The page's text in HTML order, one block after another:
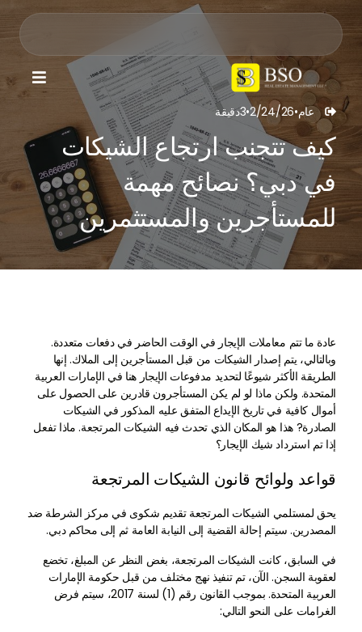

 عام•
2/24/26
•
3دقيقة
كيف تتجنب ارتجاع الشيكات
في دبي؟ نصائح مهمة
للمستأجرين والمستثمرين
عادة ما تتم معاملات الإيجار في الوقت الحاضر في دفعات متعددة.
وبالتالي، يتم إصدار الشيكات من قبل المستأجرين إلى الملاك. إنها
الطريقة الأكثر شيوعًا لتحديد مدفوعات الإيجار هنا في الإمارات العربية
المتحدة. ولكن ماذا لو لم يكن المستأجرون قادرين على الحصول على
أموال كافية في تاريخ الإيداع المتفق عليه المذكور في الشيكات
الصادرة? هذا هو المكان الذي تحدث فيه الشيكات المرتجعة. ماذا تفعل
إذا تم استرداد شيك الإيجار؟
قواعد ولوائح قانون الشيكات المرتجعة
يحق لمستلمي الشيكات المرتجعة تقديم شكوى في مركز الشرطة ضد
المصدرين. سيتم إحالة القضية إلى النيابة العامة ثم إلى محاكم دبي.
في السابق، كانت الشيكات المرتجعة، بغض النظر عن المبلغ، تخضع
لعقوبة السجن. الآن، تم تنفيذ نهج مختلف من قبل حكومة الإمارات
العربية المتحدة. بموجب القانون رقم (1) لسنة 2017، سيتم فرض
الغرامات على النحو التالي: